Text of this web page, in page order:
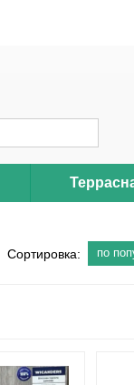
Сортировка: по